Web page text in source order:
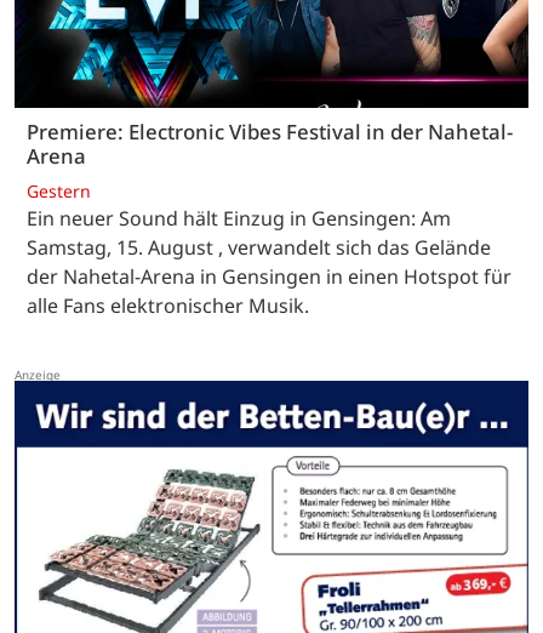
Premiere: Electronic Vibes Festival in der Nahetal-
Arena
Gestern
Ein neuer Sound hält Einzug in Gensingen: Am
Samstag, 15. August , verwandelt sich das Gelände
der Nahetal-Arena in Gensingen in einen Hotspot für
alle Fans elektronischer Musik.